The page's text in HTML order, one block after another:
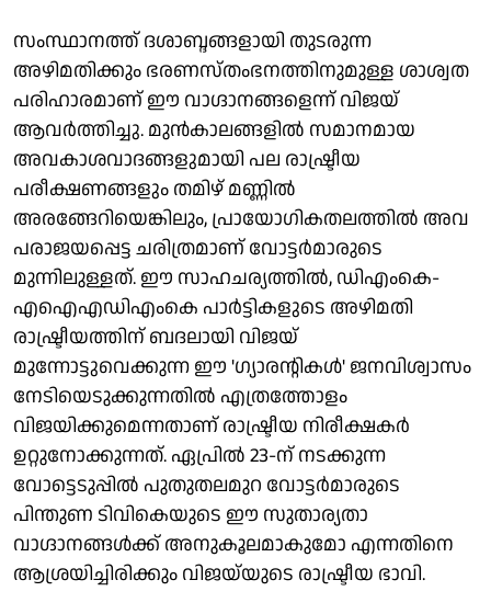
സംസ്ഥാനത്ത് ദശാബ്ദങ്ങളായി തുടരുന്ന
അഴിമതിക്കും ഭരണസ്തംഭനത്തിനുമുള്ള ശാശ്വത
പരിഹാരമാണ് ഈ വാഗ്ദാനങ്ങളെന്ന് വിജയ്
ആവർത്തിച്ചു. മുൻകാലങ്ങളിൽ സമാനമായ
അവകാശവാദങ്ങളുമായി പല രാഷ്ട്രീയ
പരീക്ഷണങ്ങളും തമിഴ് മണ്ണിൽ
അരങ്ങേറിയെങ്കിലും, പ്രായോഗികതലത്തിൽ അവ
പരാജയപ്പെട്ട ചരിത്രമാണ് വോട്ടർമാരുടെ
മുന്നിലുള്ളത്. ഈ സാഹചര്യത്തിൽ, ഡിഎംകെ-
എഐഎഡിഎംകെ പാർട്ടികളുടെ അഴിമതി
രാഷ്ട്രീയത്തിന് ബദലായി വിജയ്
മുന്നോട്ടുവെക്കുന്ന ഈ 'ഗ്യാരന്റികൾ' ജനവിശ്വാസം
നേടിയെടുക്കുന്നതിൽ എത്രത്തോളം
വിജയിക്കുമെന്നതാണ് രാഷ്ട്രീയ നിരീക്ഷകർ
ഉറ്റുനോക്കുന്നത്. ഏപ്രിൽ 23-ന് നടക്കുന്ന
വോട്ടെടുപ്പിൽ പുതുതലമുറ വോട്ടർമാരുടെ
പിന്തുണ ടിവികെയുടെ ഈ സുതാര്യതാ
വാഗ്ദാനങ്ങൾക്ക് അനുകൂലമാകുമോ എന്നതിനെ
ആശ്രയിച്ചിരിക്കും വിജയ്‌യുടെ രാഷ്ട്രീയ ഭാവി.